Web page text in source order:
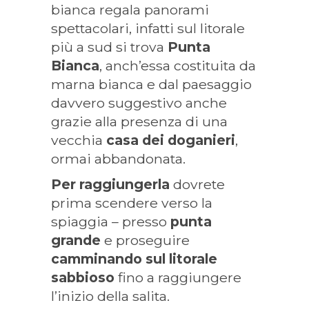
bianca regala panorami
spettacolari, infatti sul litorale
più a sud si trova Punta
Bianca, anch’essa costituita da
marna bianca e dal paesaggio
davvero suggestivo anche
grazie alla presenza di una
vecchia casa dei doganieri,
ormai abbandonata.
Per raggiungerla dovrete
prima scendere verso la
spiaggia – presso punta
grande e proseguire
camminando sul litorale
sabbioso fino a raggiungere
l’inizio della salita.